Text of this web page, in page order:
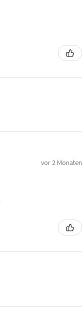
vor 2 Monaten